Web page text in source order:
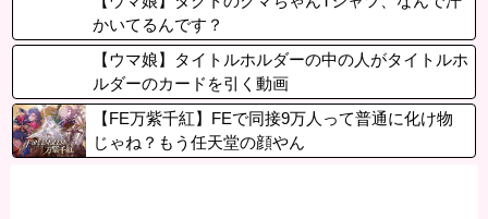
かいてるんです？
【ウマ娘】タイトルホルダーの中の人がタイトルホ
ルダーのカードを引く動画
【FE万紫千紅】FEで同接9万人って普通に化け物
じゃね？もう任天堂の顔やん